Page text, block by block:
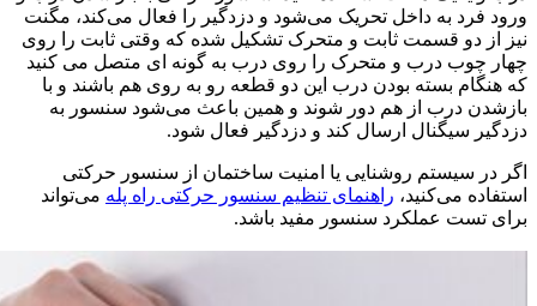
ورود فرد به داخل تحریک می‌شود و دزدگیر را فعال می‌کند، مگنت
نیز از دو قسمت ثابت و متحرک تشکیل شده که وقتی ثابت را روی
چهار چوب درب و متحرک را روی درب به گونه ای متصل می کنید
که هنگام بسته بودن درب این دو قطعه رو به روی هم باشند و با
بازشدن درب از هم دور شوند و همین باعث می‌شود سنسور به
دزدگیر سیگنال ارسال کند و دزدگیر فعال شود.
اگر در سیستم روشنایی یا امنیت ساختمان از سنسور حرکتی
استفاده می‌کنید، راهنمای تنظیم سنسور حرکتی راه پله می‌تواند
برای تست عملکرد سنسور مفید باشد.